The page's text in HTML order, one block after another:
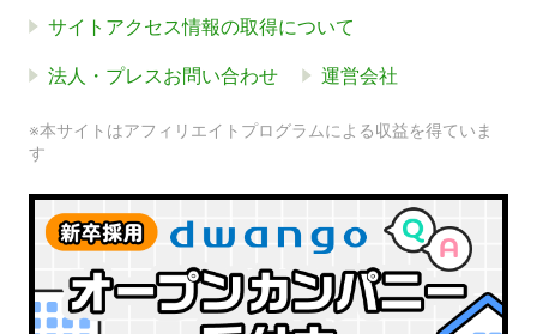
サイトアクセス情報の取得について
法人・プレスお問い合わせ 運営会社
※本サイトはアフィリエイトプログラムによる収益を得ていま
す